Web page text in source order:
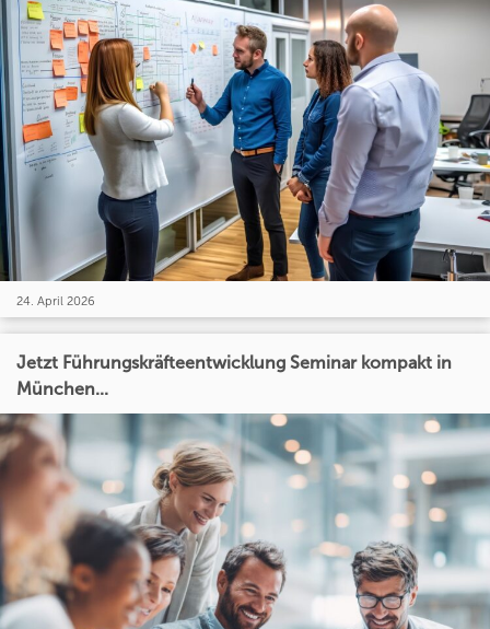
24. April 2026
Jetzt Führungskräfteentwicklung Seminar kompakt in
München...